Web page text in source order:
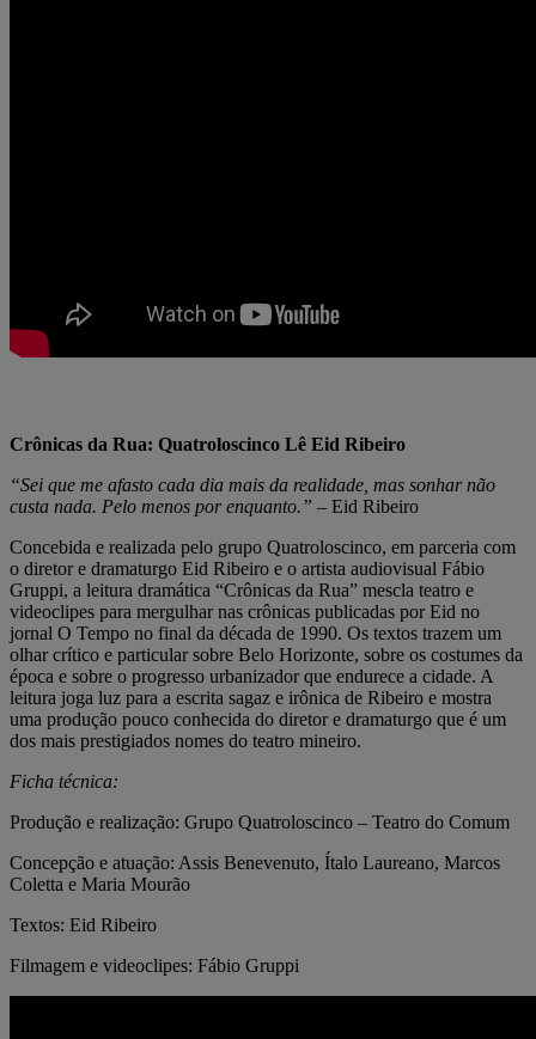
Crônicas da Rua: Quatroloscinco Lê Eid Ribeiro
“Sei que me afasto cada dia mais da realidade, mas sonhar não
custa nada. Pelo menos por enquanto.” – Eid Ribeiro
Concebida e realizada pelo grupo Quatroloscinco, em parceria com
o diretor e dramaturgo Eid Ribeiro e o artista audiovisual Fábio
Gruppi, a leitura dramática “Crônicas da Rua” mescla teatro e
videoclipes para mergulhar nas crônicas publicadas por Eid no
jornal O Tempo no final da década de 1990. Os textos trazem um
olhar crítico e particular sobre Belo Horizonte, sobre os costumes da
época e sobre o progresso urbanizador que endurece a cidade. A
leitura joga luz para a escrita sagaz e irônica de Ribeiro e mostra
uma produção pouco conhecida do diretor e dramaturgo que é um
dos mais prestigiados nomes do teatro mineiro.
Ficha técnica:
Produção e realização: Grupo Quatroloscinco – Teatro do Comum
Concepção e atuação: Assis Benevenuto, Ítalo Laureano, Marcos
Coletta e Maria Mourão
Textos: Eid Ribeiro
Filmagem e videoclipes: Fábio Gruppi